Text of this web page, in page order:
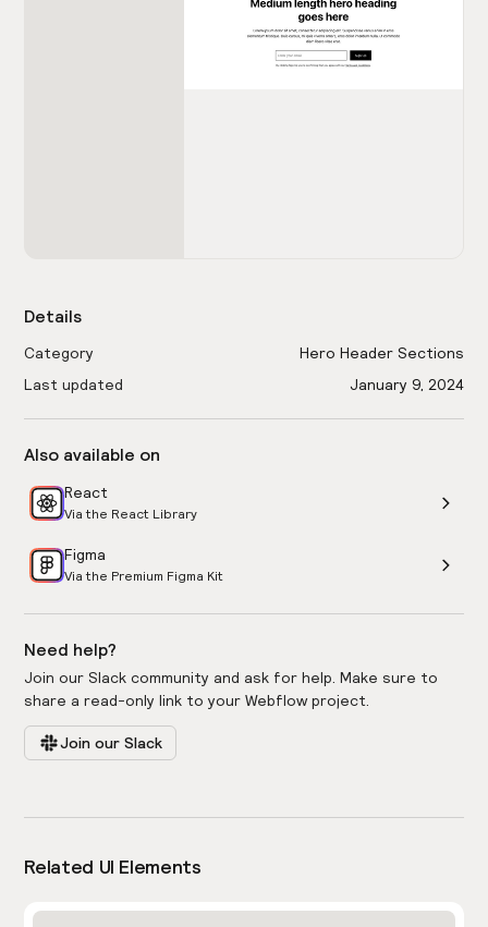
Details
Category
Hero Header Sections
Last updated
January 9, 2024
Also available on
React
Via the React Library
Figma
Via the Premium Figma Kit
Need help?
Join our Slack community and ask for help. Make sure to
share a read-only link to your Webflow project.
Join our Slack
Related UI Elements